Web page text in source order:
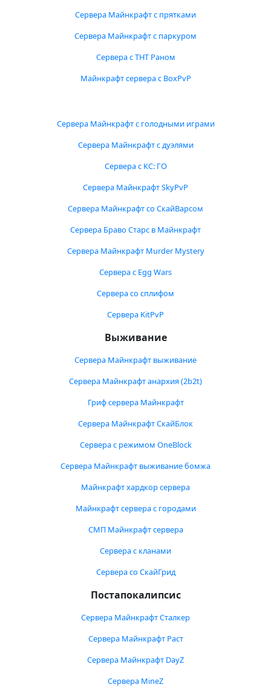
Сервера Майнкрафт с прятками
Сервера Майнкрафт с паркуром
Сервера с ТНТ Раном
Майнкрафт сервера с BoxPvP
Сервера Майнкрафт с голодными играми
Сервера Майнкрафт с дуэлями
Сервера с КС: ГО
Сервера Майнкрафт SkyPvP
Сервера Майнкрафт со СкайВарсом
Сервера Браво Старс в Майнкрафт
Сервера Майнкрафт Murder Mystery
Сервера с Egg Wars
Сервера со сплифом
Сервера KitPvP
Выживание
Сервера Майнкрафт выживание
Сервера Майнкрафт анархия (2b2t)
Гриф сервера Майнкрафт
Сервера Майнкрафт СкайБлок
Сервера с режимом OneBlock
Сервера Майнкрафт выживание бомжа
Майнкрафт хардкор сервера
Майнкрафт сервера с городами
СМП Майнкрафт сервера
Сервера с кланами
Сервера со СкайГрид
Постапокалипсис
Сервера Майнкрафт Сталкер
Сервера Майнкрафт Раст
Сервера Майнкрафт DayZ
Сервера MineZ